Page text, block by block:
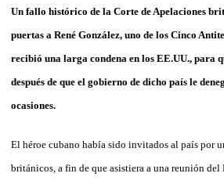
Un fallo histórico de la Corte de Apelaciones
puertas a René González, uno de los Cinco
recibió una larga condena en los EE.UU., para
después de que el gobierno de dicho país le
ocasiones.
El héroe cubano había sido invitados al país por
británicos, a fin de que asistiera a una reunión del